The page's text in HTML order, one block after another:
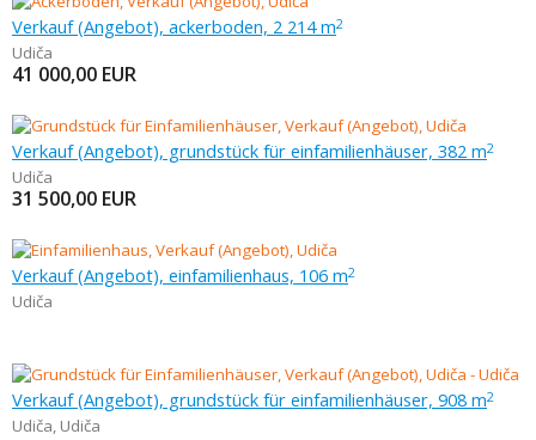
Verkauf (Angebot), ackerboden, 2 214 m2
Udiča
41 000,00 EUR
Verkauf (Angebot), grundstück für einfamilienhäuser, 382 m2
Udiča
31 500,00 EUR
Verkauf (Angebot), einfamilienhaus, 106 m2
Udiča
Verkauf (Angebot), grundstück für einfamilienhäuser, 908 m2
Udiča, Udiča